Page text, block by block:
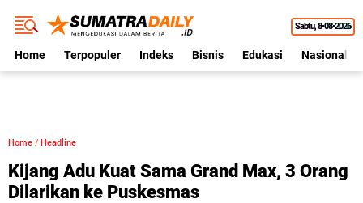
Sabtu 8•08•2026
Home Terpopuler Indeks Bisnis Edukasi Nasional
Home / Headline
Kijang Adu Kuat Sama Grand Max, 3 Orang
Dilarikan ke Puskesmas